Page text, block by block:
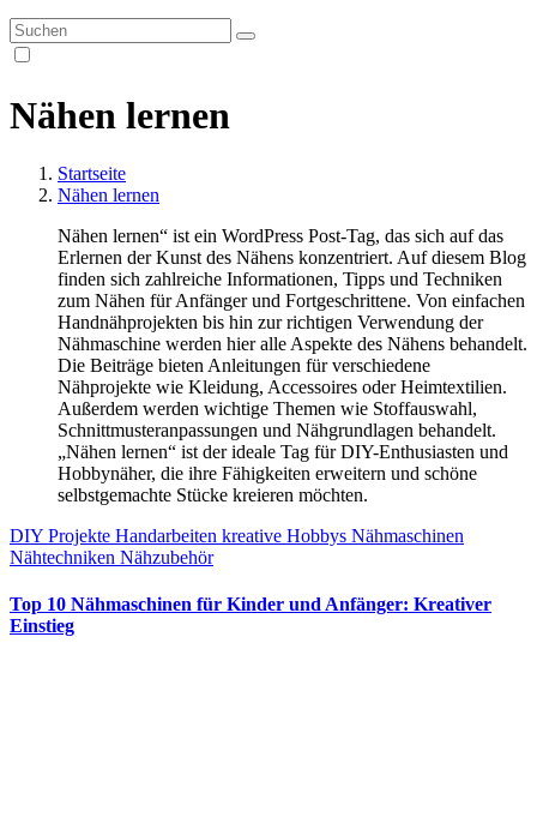
Nähen lernen
Startseite
Nähen lernen
Nähen lernen“ ist ein WordPress Post-Tag, das sich auf das
Erlernen der Kunst des Nähens konzentriert. Auf diesem Blog
finden sich zahlreiche Informationen, Tipps und Techniken
zum Nähen für Anfänger und Fortgeschrittene. Von einfachen
Handnähprojekten bis hin zur richtigen Verwendung der
Nähmaschine werden hier alle Aspekte des Nähens behandelt.
Die Beiträge bieten Anleitungen für verschiedene
Nähprojekte wie Kleidung, Accessoires oder Heimtextilien.
Außerdem werden wichtige Themen wie Stoffauswahl,
Schnittmusteranpassungen und Nähgrundlagen behandelt.
„Nähen lernen“ ist der ideale Tag für DIY-Enthusiasten und
Hobbynäher, die ihre Fähigkeiten erweitern und schöne
selbstgemachte Stücke kreieren möchten.
DIY Projekte Handarbeiten kreative Hobbys Nähmaschinen
Nähtechniken Nähzubehör
Top 10 Nähmaschinen für Kinder und Anfänger: Kreativer
Einstieg